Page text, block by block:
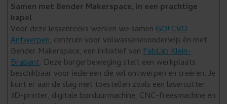
Samen met Bender Makerspace, in een prachtige
kapel
Voor deze lessenreeks werken we samenGO! CVO
Antwerpen, centrum voor volwassenenonderwijs én met
Bender Makerspace, een initiatief vanFabLab Klein-
Brabant. Deze burgerbeweging stelt een werkplaats
beschikbaar voor iedereen die wil ontwerpen en creëren. Je
kunt er aan de slag met toestellen zoals een lasercutter,
3D-printer, digitale borduurmachine, CNC-freesmachine en